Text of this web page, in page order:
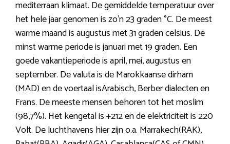
mediterraan klimaat. De gemiddelde temperatuur over
het hele jaar genomen is zo’n 23 graden °C. De meest
warme maand is augustus met 31 graden celsius. De
minst warme periode is januari met 19 graden. Een
goede vakantieperiode is april, mei, augustus en
september. De valuta is de Marokkaanse dirham
(MAD) en de voertaal isArabisch, Berber dialecten en
Frans. De meeste mensen behoren tot het moslim
(98,7%). Het kengetal is +212 en de elektriciteit is 220
Volt. De luchthavens hier zijn o.a. Marrakech(RAK),